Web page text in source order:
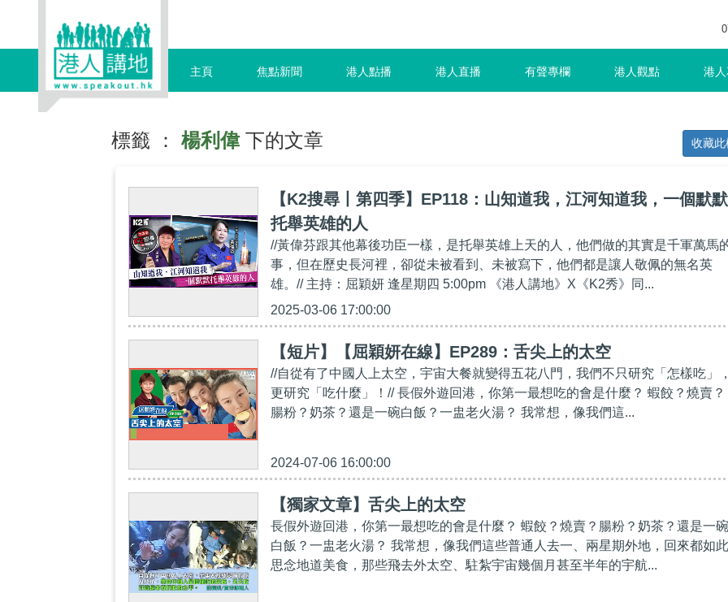
主頁 焦點新聞 港人點播 港人直播 有聲專欄 港人觀點 港
標籤 ： 楊利偉下的文章 收藏此
【K2搜尋丨第四季】EP118：山知道我，江河知道我，一個默默
托舉英雄的人
//黃偉芬跟其他幕後功臣一樣，是托舉英雄上天的人，他們做的其實是千軍萬馬
事，但在歷史長河裡，卻從未被看到、未被寫下，他們都是讓人敬佩的無名英
雄。// 主持：屈穎妍 逢星期四 5:00pm 《港人講地》X《K2秀》同...
2025-03-06 17:00:00
【短片】【屈穎妍在線】EP289：舌尖上的太空
//自從有了中國人上太空，宇宙大餐就變得五花八門，我們不只研究「怎樣吃」
更研究「吃什麼」！// 長假外遊回港，你第一最想吃的會是什麼？ 蝦餃？燒賣？
腸粉？奶茶？還是一碗白飯？一盅老火湯？ 我常想，像我們這...
2024-07-06 16:00:00
【獨家文章】舌尖上的太空
長假外遊回港，你第一最想吃的會是什麼？ 蝦餃？燒賣？腸粉？奶茶？還是一碗
白飯？一盅老火湯？ 我常想，像我們這些普通人去一、兩星期外地，回來都如此
思念地道美食，那些飛去外太空、駐紮宇宙幾個月甚至半年的宇航...